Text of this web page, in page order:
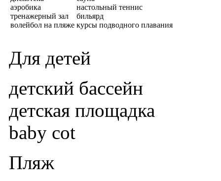
аэробика
тренажерный зал
волейбол на пляже
настольный теннис
бильярд
курсы подводного плавания
Для детей
детский бассейн
детская площадка
baby cot
Пляж